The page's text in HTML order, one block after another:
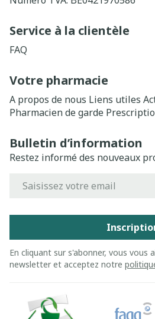
Service à la clientèle
FAQ
Votre pharmacie
A propos de nous Liens utiles
Pharmacien de garde
Bulletin d’information
Restez informé des nouveaux
En cliquant sur s'abonner, vous vous
newsletter et acceptez notre